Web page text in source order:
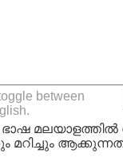
between
മലയാളത്തില്‍
മറിച്ചും